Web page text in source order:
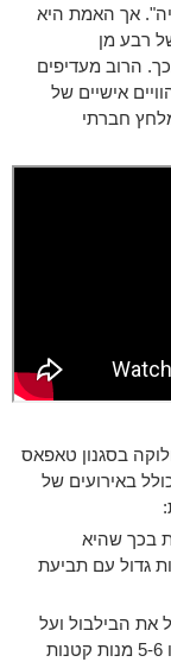
אך האמת היא
של רבע מן
הרוב מעדיפים
אישיים של
חברתי
בסגנון טאפאס
באירועים של
בכך שהיא
גדול עם תביעת
את הבילבול ועל
הלחץ שבקבלת ההחלטות. כך שגם אם תקחו 5-6 מנות קטנות